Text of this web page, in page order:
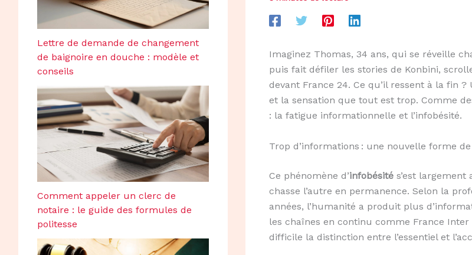
Lettre de demande de changement
de baignoire en douche : modèle et
conseils
Comment appeler un clerc de
notaire : le guide des formules de
politesse
Imaginez Thomas, 34 ans, qui se réveille
puis fait défiler les stories de Konbini,
devant France 24. Ce qu’il ressent à la fin
et la sensation que tout est trop. Comme
: la fatigue informationnelle et l’infobésité.
Trop d’informations : une nouvelle forme
Ce phénomène d’infobésités’est largement
chasse l’autre en permanence. Selon la
années, l’humanité a produit plus
les chaînes en continu comme France
difficile la distinction entre l’essentiel et